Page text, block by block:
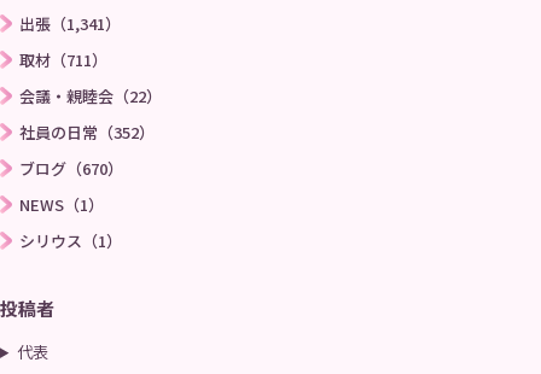
出張（1,341）
取材（711）
会議・親睦会（22）
社員の日常（352）
ブログ（670）
NEWS（1）
シリウス（1）
投稿者
代表